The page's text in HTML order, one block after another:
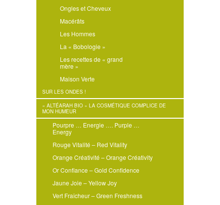
Ongles et Cheveux
Macérâts
Les Hommes
La « Bobologie »
Les recettes de « grand
mère »
Maison Verte
SUR LES ONDES !
« ALTÉARAH BIO » LA COSMÉTIQUE COMPLICE DE
MON HUMEUR
Pourpre … Energie …. Purple …
Energy
Rouge Vitalité – Red Vitality
Orange Créativité – Orange Créativity
Or Confiance – Gold Confidence
Jaune Joie – Yellow Joy
Vert Fraîcheur – Green Freshness